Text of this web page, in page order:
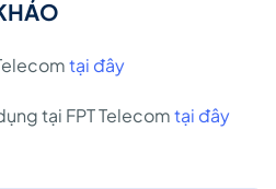
tại đây
tại FPT Telecomtại đây